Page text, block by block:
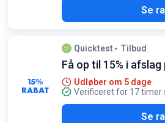
Se
15%
RABAT
Quicktest Tilbud
Få op til 15% i
Udløber om 5 dage
Verificeret for 17 timer
Se